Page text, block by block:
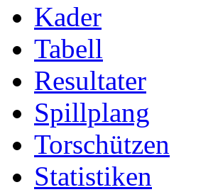
Kader
Tabell
Resultater
Spillplang
Torschützen
Statistiken